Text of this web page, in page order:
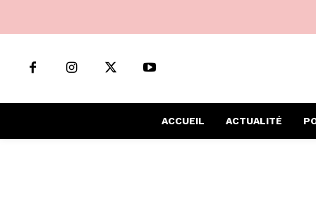
ACCUEIL ACTUALITÉ